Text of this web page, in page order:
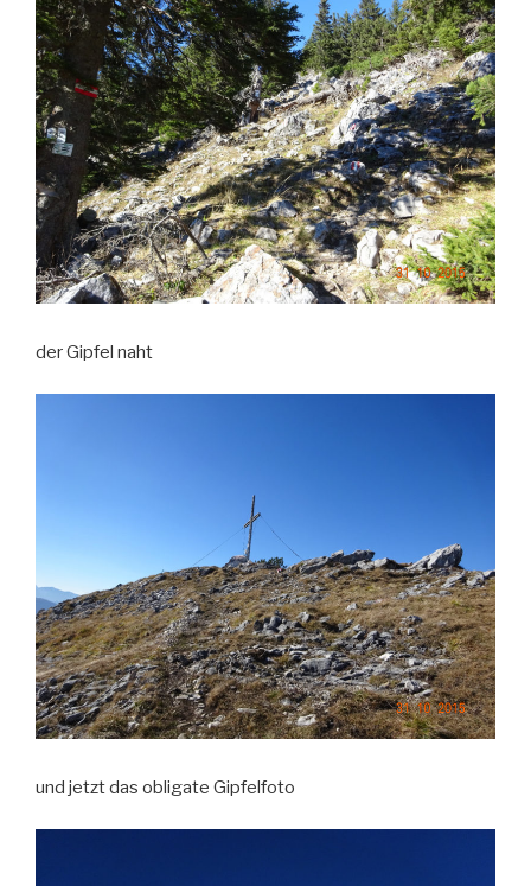
der Gipfel naht
und jetzt das obligate Gipfelfoto